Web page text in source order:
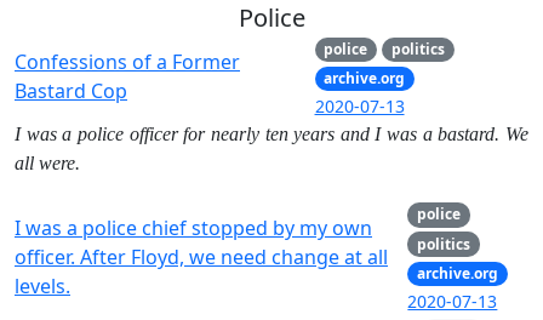
Police
Confessions of a Former
Bastard Cop
police
politics
archive.org
2020-07-13
I was a police officer for nearly ten years and I was a bastard. We
all were.
I was a police chief stopped by my own
officer. After Floyd, we need change at all
levels.
police
politics
archive.org
2020-07-13